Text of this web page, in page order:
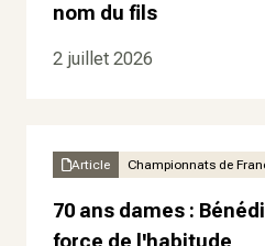
nom du fils
2 juillet 2026
Article Championnats de
70 ans dames :
force de l'habitude